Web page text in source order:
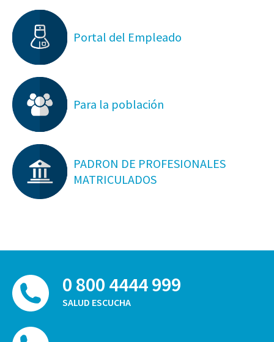
Portal del Empleado
Para la población
PADRON DE PROFESIONALES
MATRICULADOS
0 800 4444 999
SALUD ESCUCHA